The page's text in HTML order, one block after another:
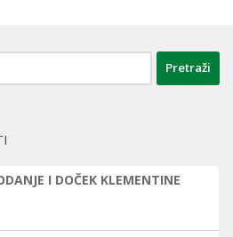
I DOČEK KLEMENTINE